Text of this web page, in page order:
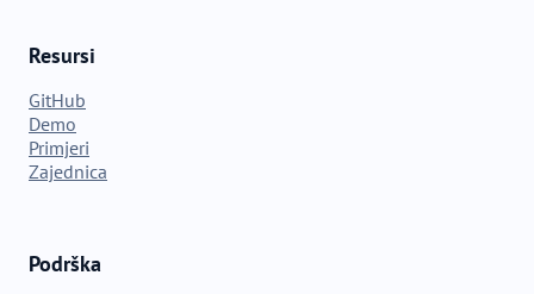
Resursi
GitHub
Demo
Primjeri
Zajednica
Podrška